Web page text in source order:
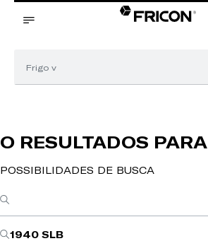
O RESULTADOS PARA
POSSIBILIDADES DE BUSCA
1940 SLB